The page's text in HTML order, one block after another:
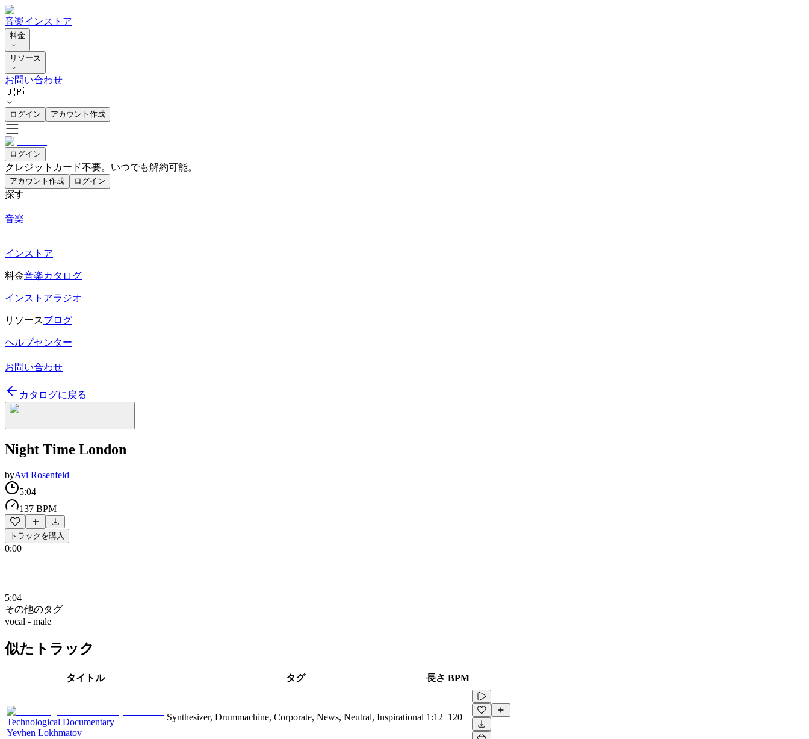
音楽インストア
料金
リソース
お問い合わせ
🇯🇵
ログイン アカウント作成
ログイン
クレジットカード不要。いつでも解約可能。
アカウント作成 ログイン
探す
音楽
インストア
料金音楽カタログ
インストアラジオ
リソースブログ
ヘルプセンター
お問い合わせ
カタログに戻る
Night Time London
byAvi Rosenfeld
5:04
137 BPM
トラックを購入
0:00
5:04
その他のタグ
vocal - male
似たトラック
タイトル タグ 長さ BPM
Technological Documentary
Yevhen Lokhmatov
Synthesizer, Drummachine, Corporate, News, Neutral, Inspirational 1:12 120